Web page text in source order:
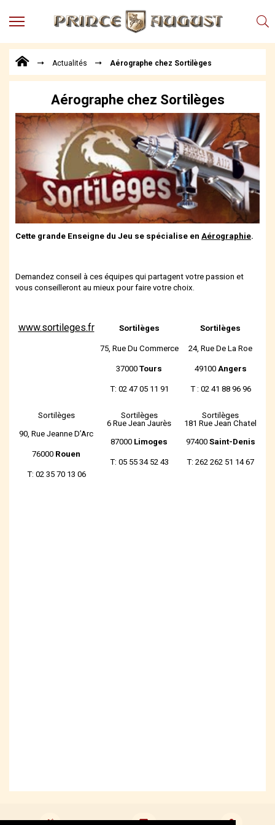
MENU
Points
de
Conseil
Actualités
Téléchargements
Techniques,
trucs et
astuces
Vidéos
Actualités Aérographe chez Sortilèges
Aérographe chez Sortilèges
Cette grande Enseigne du Jeu se spécialise en Aérographie.
Demandez conseil à ces équipes qui partagent votre passion et
vous conseilleront au mieux pour faire votre choix.
www.sortileges.fr Sortilèges
75, Rue Du Commerce
37000 Tours
T: 02 47 05 11 91
Sortilèges
24, Rue De La Roe
49100 Angers
T : 02 41 88 96 96
Sortilèges
90, Rue Jeanne D’Arc
76000 Rouen
T: 02 35 70 13 06
Sortilèges
6 Rue Jean Jaurès
87000 Limoges
T: 05 55 34 52 43
Sortilèges
181 Rue Jean Chatel
97400 Saint-Denis
T: 262 262 51 14 67